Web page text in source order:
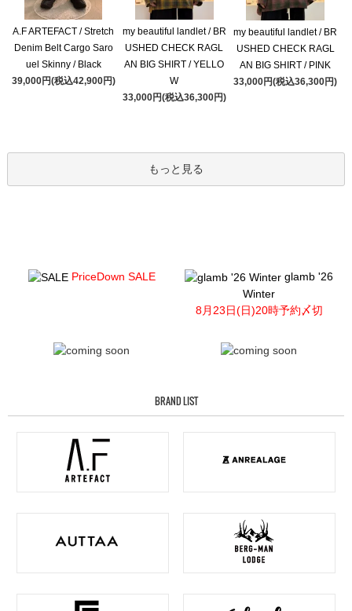
A.F ARTEFACT / Stretch
Denim Belt Cargo Saro
uel Skinny / Black
39,000円(税込42,900円)
my beautiful landlet / BR
USHED CHECK RAGL
AN BIG SHIRT / YELLO
W
33,000円(税込36,300円)
my beautiful landlet / BR
USHED CHECK RAGL
AN BIG SHIRT / PINK
33,000円(税込36,300円)
もっと見る
PriceDown SALE
glamb '26
Winter
8月23日(日)20時予約〆切
BRAND LIST